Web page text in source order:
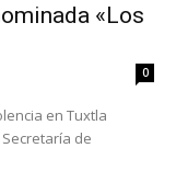
«Los
0
en Tuxtla